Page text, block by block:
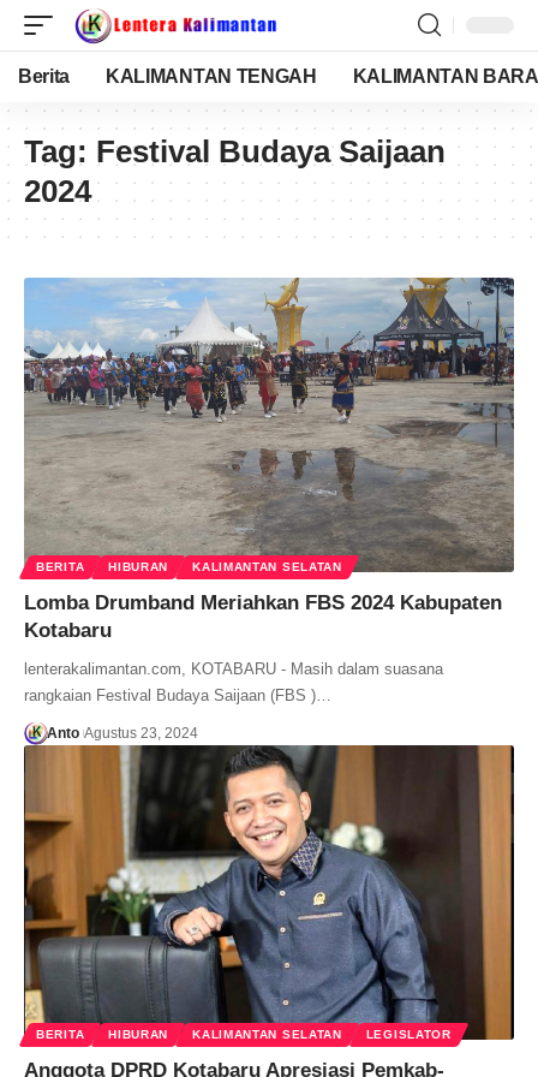
Berita KALIMANTAN TENGAH KALIMANTAN
Tag: Festival Budaya Saijaan
2024
BERITA HIBURAN KALIMANTAN SELATAN
Lomba Drumband Meriahkan FBS 2024 Kabupaten
Kotabaru
lenterakalimantan.com, KOTABARU - Masih dalam suasana
rangkaian Festival Budaya Saijaan (FBS )…
Anto Agustus 23, 2024
BERITA HIBURAN KALIMANTAN SELATAN LEGISLATOR
Anggota DPRD Kotabaru Apresiasi Pemkab-